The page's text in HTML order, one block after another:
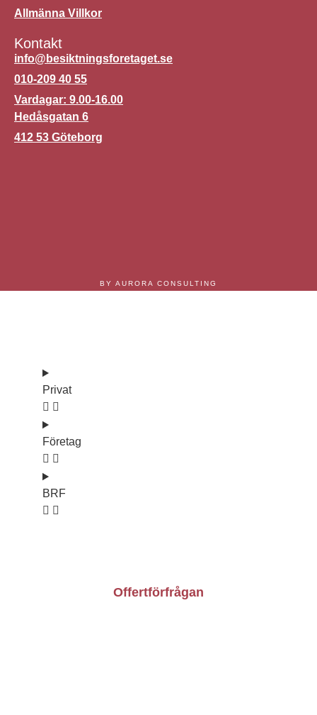
Allmänna Villkor
Kontakt
info@besiktningsforetaget.se
010-209 40 55
Vardagar: 9.00-16.00
Hedåsgatan 6
412 53 Göteborg
BY AURORA CONSULTING
Privat
Företag
BRF
Offertförfrågan